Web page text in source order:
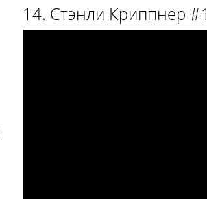
14. Стэнли Криппнер #1